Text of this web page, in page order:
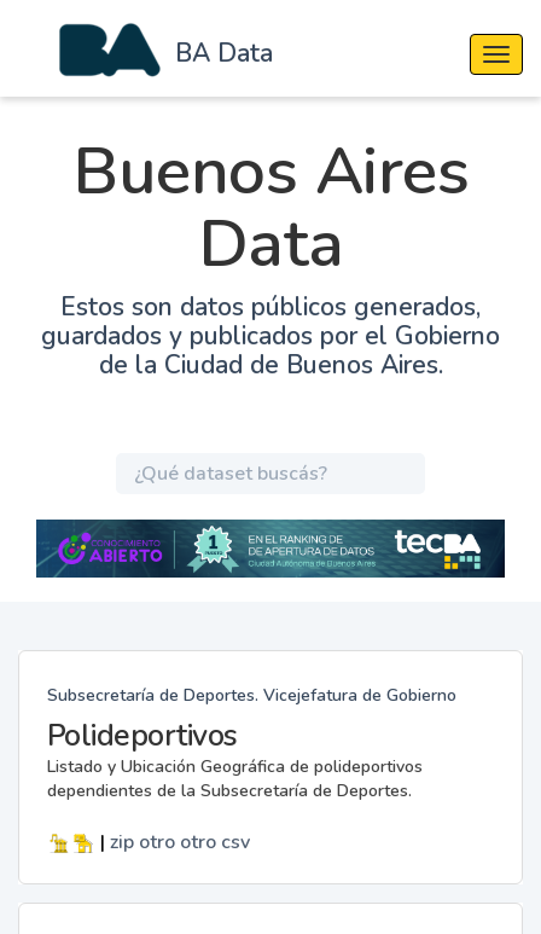
BA Data
Buenos Aires
Data
Estos son datos públicos generados,
guardados y publicados por el Gobierno
de la Ciudad de Buenos Aires.
Subsecretaría de Deportes. Vicejefatura de Gobierno
Polideportivos
Listado y Ubicación Geográfica de polideportivos
dependientes de la Subsecretaría de Deportes.
| zip otro otro csv